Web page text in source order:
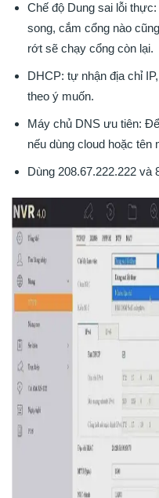
Chế độ Dung sai lỗi
song, cắm cổng nào
rớt sẽ chạy cổng còn lại.
DHCP: tự nhận địa chỉ
theo ý muốn.
Máy chủ DNS ưu tiên:
nếu dùng cloud hoặc tên
Dùng 208.67.222.222 và